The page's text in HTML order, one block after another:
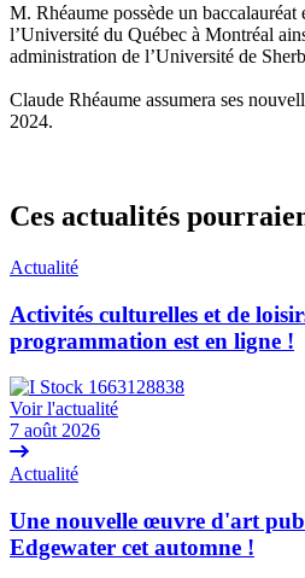
M. Rhéaume possède un
l’Université du Québec à Montréal
administration de l’Université de
Claude Rhéaume assumera ses
2024.
Ces actualités
Actualité
Activités culturelles et de
programmation est en ligne !
Voir l'actualité
7 août 2026
Actualité
Une nouvelle œuvre d'art
Edgewater cet automne !